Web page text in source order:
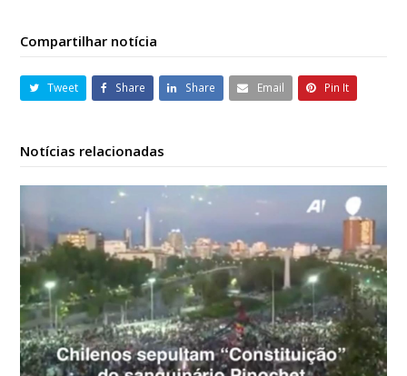
Compartilhar notícia
Tweet Share Share Email Pin It
Notícias relacionadas